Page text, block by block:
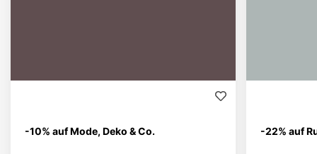
-10% auf Mode, Deko & Co. -22% auf